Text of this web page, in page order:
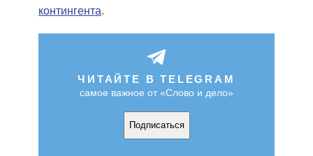
контингента.
ЧИТАЙТЕ В TELEGRAM
самое важное от «Слово и дело»
Подписаться